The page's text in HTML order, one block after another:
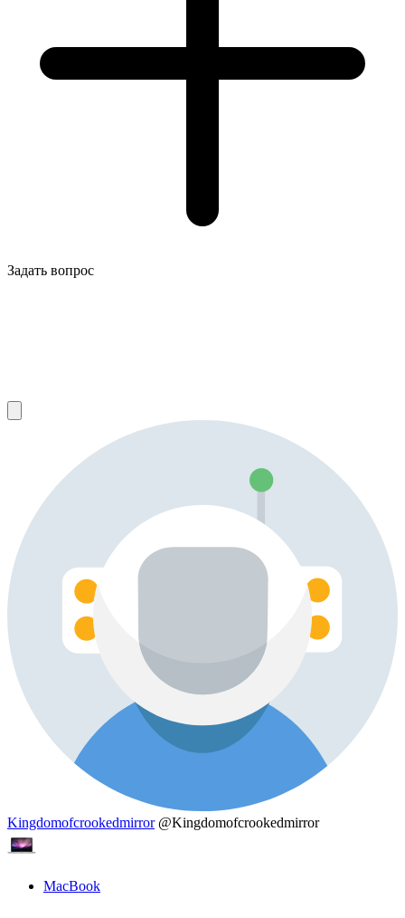
Задать вопрос
Kingdomofcrookedmirror @Kingdomofcrookedmirror
MacBook